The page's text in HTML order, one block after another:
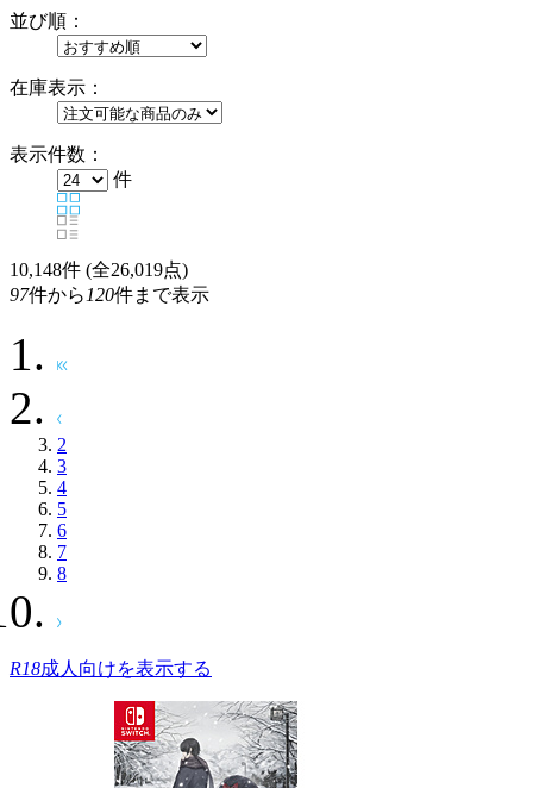
並び順：
在庫表示：
表示件数：
件
10,148件 (全26,019点)
97件から 120件まで表示
2
3
4
5
6
7
8
R18成人向けを表示する